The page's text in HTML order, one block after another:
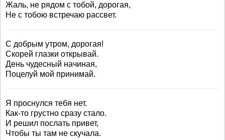
Жаль, не рядом с тобой, дорогая,
Не с тобою встречаю рассвет.
С добрым утром, дорогая!
Скорей глазки открывай.
День чудесный начиная,
Поцелуй мой принимай.
Я проснулся тебя нет.
Как-то грустно сразу стало.
И решил послать привет,
Чтобы ты там не скучала.